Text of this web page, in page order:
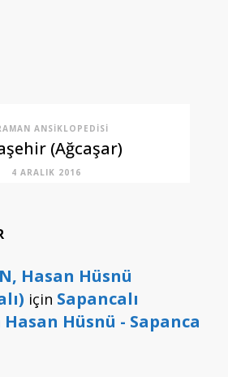
ANSIKLOPEDISI
(Ağcaşar)
4 ARALIK 2016
Hasan Hüsnü
için Sapancalı
Hüsnü - Sapanca